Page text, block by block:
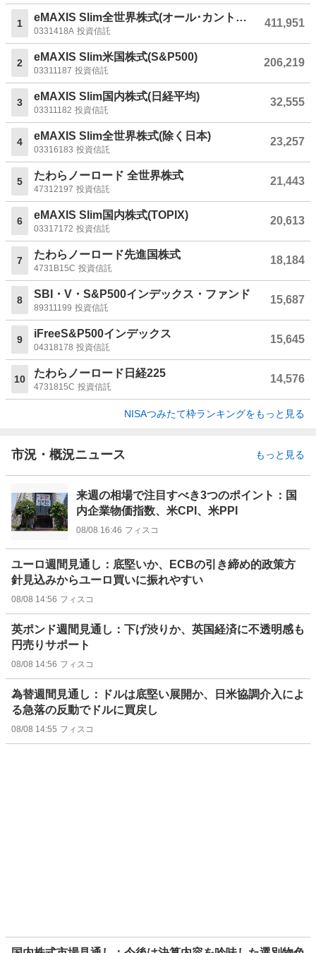
1 eMAXIS Slim全世界株式(オール･カントリー)
0331418A 投資信託
411,951
2 eMAXIS Slim米国株式(S&P500)
03311187 投資信託
206,219
3 eMAXIS Slim国内株式(日経平均)
03311182 投資信託
32,555
4 eMAXIS Slim全世界株式(除く日本)
03316183 投資信託
23,257
5 たわらノーロード 全世界株式
47312197 投資信託
21,443
6 eMAXIS Slim国内株式(TOPIX)
03317172 投資信託
20,613
7 たわらノーロード先進国株式
4731B15C 投資信託
18,184
8 SBI・V・S&P500インデックス・ファンド
89311199 投資信託
15,687
9 iFreeS&P500インデックス
04318178 投資信託
15,645
10 たわらノーロード日経225
4731815C 投資信託
14,576
NISAつみたて枠ランキングをもっと見る
市況・概況ニュース もっと見る
来週の相場で注目すべき3つのポイント：国
内企業物価指数、米CPI、米PPI
08/08 16:46 フィスコ
ユーロ週間見通し：底堅いか、ECBの引き締め的政策方
針見込みからユーロ買いに振れやすい
08/08 14:56 フィスコ
英ポンド週間見通し：下げ渋りか、英国経済に不透明感も
円売りサポート
08/08 14:56 フィスコ
為替週間見通し：ドルは底堅い展開か、日米協調介入によ
る急落の反動でドルに買戻し
08/08 14:55 フィスコ